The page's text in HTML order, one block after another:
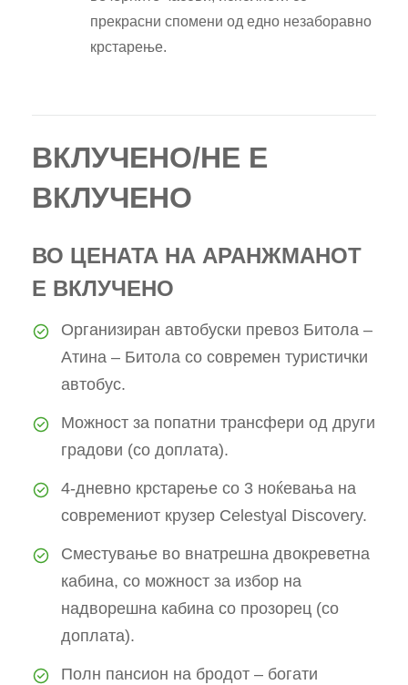
прекрасни спомени од едно незаборавно
крстарење.
ВКЛУЧЕНО/НЕ Е
ВКЛУЧЕНО
ВО ЦЕНАТА НА АРАНЖМАНОТ
Е ВКЛУЧЕНО
Организиран автобуски превоз Битола –
Атина – Битола со современ туристички
автобус.
Можност за попатни трансфери од други
градови (со доплата).
4-дневно крстарење со 3 ноќевања на
современиот крузер Celestyal Discovery.
Сместување во внатрешна двокреветна
кабина, со можност за избор на
надворешна кабина со прозорец (со
доплата).
Полн пансион на бродот – богати